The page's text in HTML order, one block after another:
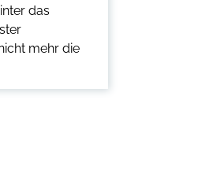
das
mehr die